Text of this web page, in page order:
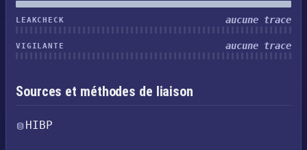
LEAKCHECK aucune trace
VIGILANTE aucune trace
Sources et méthodes de liaison
HIBP